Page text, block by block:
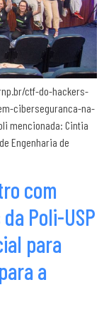
ctf-do-hackers-
ciberseguranca-na-
mencionada: Cintia
Engenharia de
com
Poli-USP
para
a